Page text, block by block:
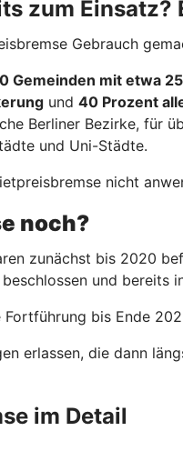
zum Einsatz?
Gebrauch
Gemeinden mit etwa
und 40 Prozent
Berliner Bezirke, für
und Uni-Städte.
nicht
noch?
zunächst bis 2020
und bereits
bis Ende
erlassen, die dann
im Detail